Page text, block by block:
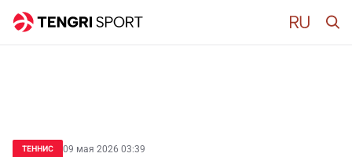
ТЕННИС 09 мая 2026 03:39